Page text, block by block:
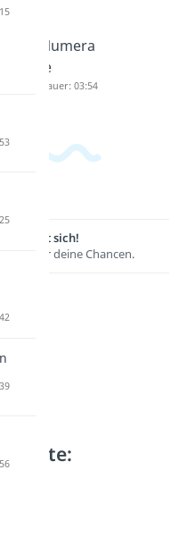
Numera
le
Dauer: 03:54
lohnt sich!
hier deine Chancen.